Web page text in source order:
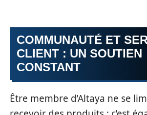
COMMUNAUTÉ ET
CLIENT : UN SOUTIEN
CONSTANT
Être membre d’Altaya ne se